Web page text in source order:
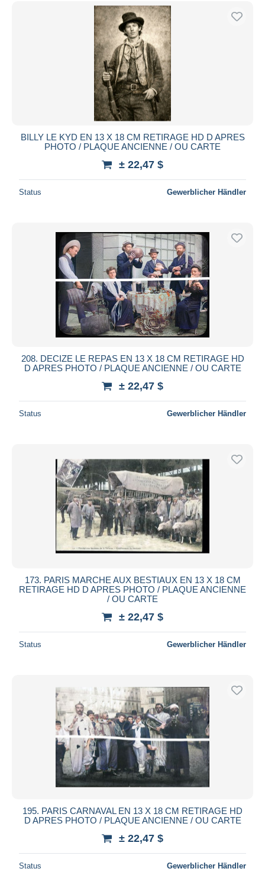
Kostenloser Versand
Zahlungsmethoden
Banküberweisung
Mastercard
Bancontact
Maestro
Gesamte Auswahl aufheben
Wohnsitz des Verkäufers
Übernehmen
BILLY LE KYD EN 13 X 18 CM RETIRAGE HD D APRES
PHOTO / PLAQUE ANCIENNE / OU CARTE
± 22,47 $
Status Gewerblicher Händler
208. DECIZE LE REPAS EN 13 X 18 CM RETIRAGE HD
D APRES PHOTO / PLAQUE ANCIENNE / OU CARTE
± 22,47 $
Status Gewerblicher Händler
173. PARIS MARCHE AUX BESTIAUX EN 13 X 18 CM
RETIRAGE HD D APRES PHOTO / PLAQUE ANCIENNE
/ OU CARTE
± 22,47 $
Status Gewerblicher Händler
195. PARIS CARNAVAL EN 13 X 18 CM RETIRAGE HD
D APRES PHOTO / PLAQUE ANCIENNE / OU CARTE
± 22,47 $
Status Gewerblicher Händler